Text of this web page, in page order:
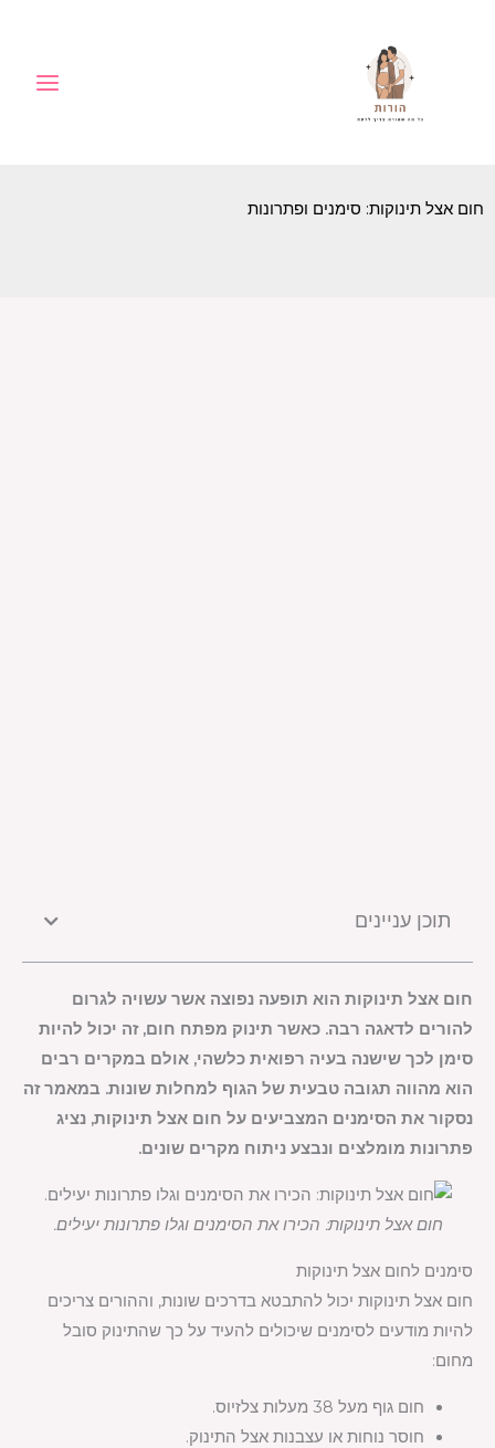
חום אצל תינוקות: סימנים ופתרונות
תוכן עניינים
חום אצל תינוקות הוא תופעה נפוצה אשר עשויה לגרום
להורים לדאגה רבה. כאשר תינוק מפתח חום, זה יכול להיות
סימן לכך שישנה בעיה רפואית כלשהי, אולם במקרים רבים
הוא מהווה תגובה טבעית של הגוף למחלות שונות. במאמר זה
נסקור את הסימנים המצביעים על חום אצל תינוקות, נציג
פתרונות מומלצים ונבצע ניתוח מקרים שונים.
חום אצל תינוקות: הכירו את הסימנים וגלו פתרונות יעילים.
סימנים לחום אצל תינוקות
חום אצל תינוקות יכול להתבטא בדרכים שונות, וההורים צריכים
להיות מודעים לסימנים שיכולים להעיד על כך שהתינוק סובל
מחום:
חום גוף מעל 38 מעלות צלזיוס.
חוסר נוחות או עצבנות אצל התינוק.